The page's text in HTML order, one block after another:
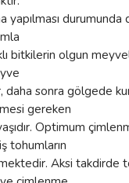
yapılması
bitkilerin olgun
daha sonra gölgede
gereken
Optimum
tohumların
Aksi takdirde